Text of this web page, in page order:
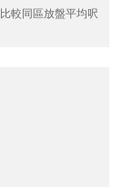
比較同區放盤平均呎